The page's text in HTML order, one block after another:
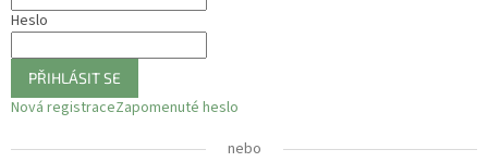
Heslo
PŘIHLÁSIT SE
Nová registraceZapomenuté heslo
nebo